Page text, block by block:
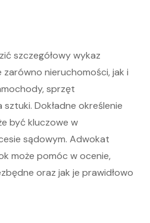
szczegółowy wykaz
nieruchomości, jak i
sprzęt
Dokładne określenie
być kluczowe w
sądowym. Adwokat
może pomóc w ocenie,
oraz jak je prawidłowo